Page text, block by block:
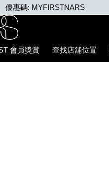
費送貨
會員獎賞 查找店舖位置
0194251070384_hk.html